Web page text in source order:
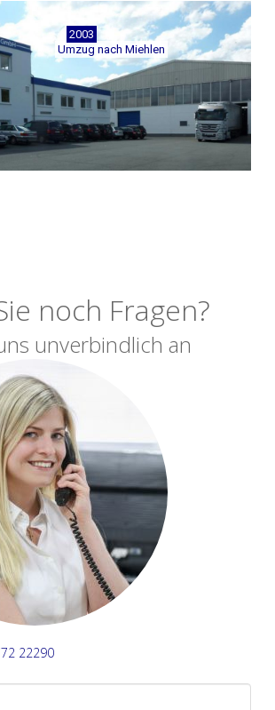
Umzug nach Miehlen
2003
noch Fragen?
unverbindlich an
22290